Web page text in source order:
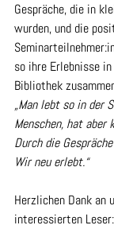
Gespräche, die in
wurden, und die
so ihre Erlebnisse
Bibliothek
„Man lebt so in der
Menschen, hat aber
Durch die
Wir neu erlebt.“
Herzlichen Dank an
interessierten